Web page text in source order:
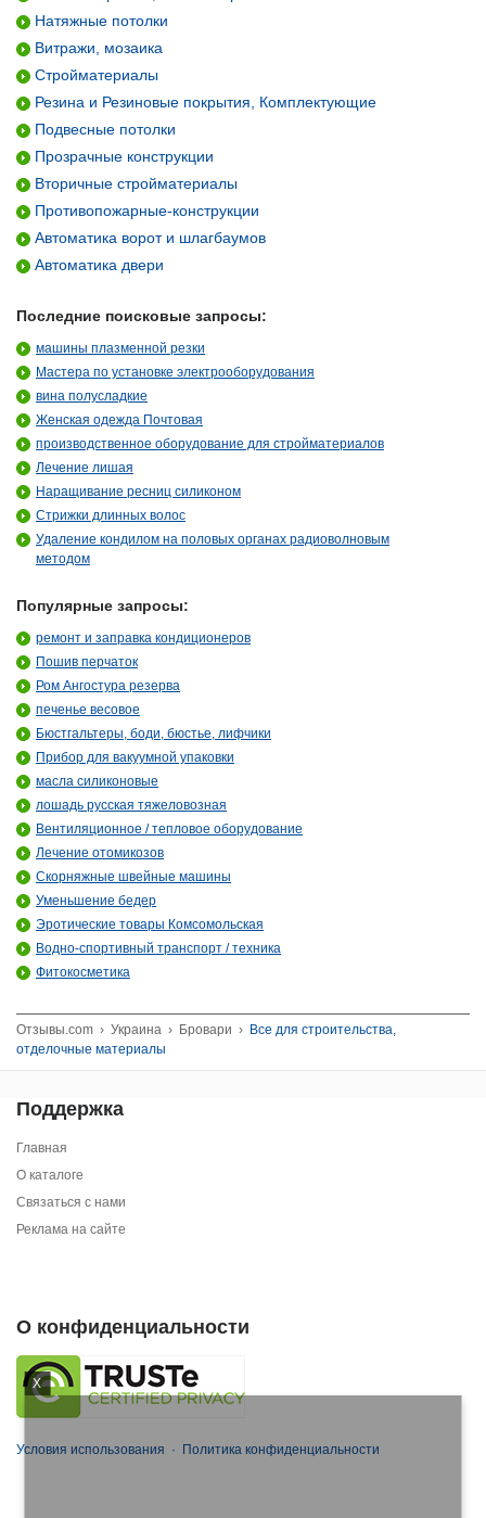
X
Натяжные потолки
Витражи, мозаика
Стройматериалы
Резина и Резиновые покрытия, Комплектующие
Подвесные потолки
Прозрачные конструкции
Вторичные стройматериалы
Противопожарные-конструкции
Автоматика ворот и шлагбаумов
Автоматика двери
Последние поисковые запросы:
машины плазменной резки
Мастера по установке электрооборудования
вина полусладкие
Женская одежда Почтовая
производственное оборудование для стройматериалов
Лечение лишая
Наращивание ресниц силиконом
Стрижки длинных волос
Удаление кондилом на половых органах радиоволновым
методом
Популярные запросы:
ремонт и заправка кондиционеров
Пошив перчаток
Ром Ангостура резерва
печенье весовое
Бюстгальтеры, боди, бюстье, лифчики
Прибор для вакуумной упаковки
масла силиконовые
лошадь русская тяжеловозная
Вентиляционное / тепловое оборудование
Лечение отомикозов
Скорняжные швейные машины
Уменьшение бедер
Эротические товары Комсомольская
Водно-спортивный транспорт / техника
Фитокосметика
Отзывы.com › Украина › Бровари › Все для строительства,
отделочные материалы
Поддержка
Главная
О каталоге
Связаться с нами
Реклама на сайте
О конфиденциальности
Условия использования · Политика конфиденциальности